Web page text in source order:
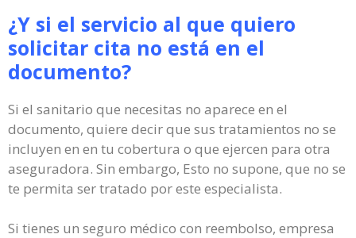
¿Y si el servicio al que quiero
solicitar cita no está en el
documento?
Si el sanitario que necesitas no aparece en el
documento, quiere decir que sus tratamientos no se
incluyen en en tu cobertura o que ejercen para otra
aseguradora. Sin embargo, Esto no supone, que no se
te permita ser tratado por este especialista.
Si tienes un seguro médico con reembolso, empresa